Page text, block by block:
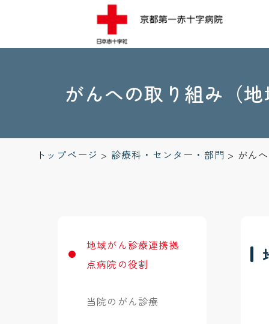
がんへの取り組み（
トップページ > 診療科・センター・部門 > がん
地域がん診療連携拠
点病院の役割
当院のがん診療